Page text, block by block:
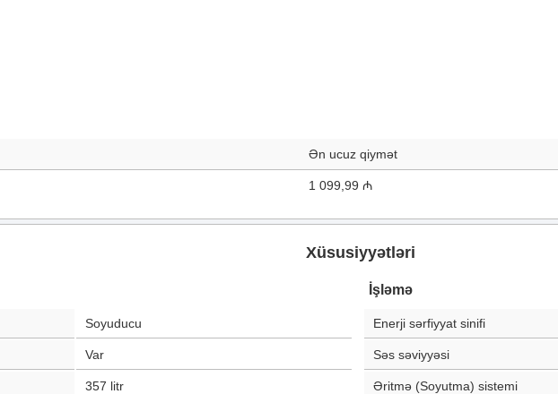
Ən ucuz qiymət
1 099,99 ₼
Xüsusiyyətləri
Soyuducu
Var
357 litr
İşləmə
Enerji sərfiyyat sinifi
Səs səviyyəsi
Əritmə (Soyutma) sistemi